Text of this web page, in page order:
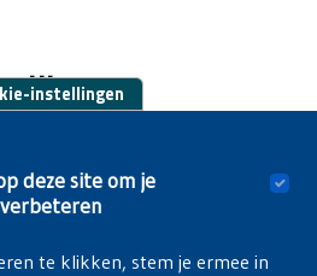
van St V
instellingen
deze site om je
te klikken, stem je ermee in